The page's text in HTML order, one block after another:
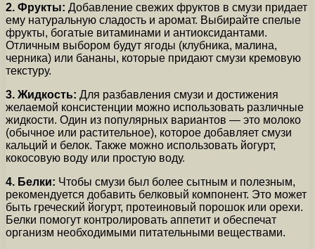
2. Фрукты: Добавление свежих фруктов в смузи придает
ему натуральную сладость и аромат. Выбирайте спелые
фрукты, богатые витаминами и антиоксидантами.
Отличным выбором будут ягоды (клубника, малина,
черника) или бананы, которые придают смузи кремовую
текстуру.
3. Жидкость: Для разбавления смузи и достижения
желаемой консистенции можно использовать различные
жидкости. Один из популярных вариантов — это молоко
(обычное или растительное), которое добавляет смузи
кальций и белок. Также можно использовать йогурт,
кокосовую воду или простую воду.
4. Белки: Чтобы смузи был более сытным и полезным,
рекомендуется добавить белковый компонент. Это может
быть греческий йогурт, протеиновый порошок или орехи.
Белки помогут контролировать аппетит и обеспечат
организм необходимыми питательными веществами.